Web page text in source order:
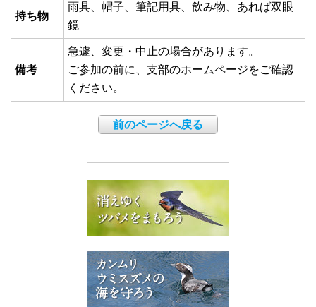
持ち物
雨具、帽子、筆記用具、飲み物、あれば双眼
鏡
備考
急遽、変更・中止の場合があります。
ご参加の前に、支部のホームページをご確認
ください。
前のページへ戻る